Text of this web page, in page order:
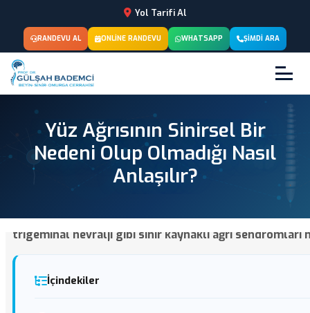
Yol Tarifi Al
RANDEVU AL ONLINE RANDEVU WHATSAPP ŞIMDI ARA
Yüz Ağrısının Sinirsel Bir
Nedeni Olup Olmadığı Nasıl
Anlaşılır?
Yüz ağrısının sinirsel kökenli olup olmadığını
trigeminal nevralji gibi sinir kaynaklı ağrı sendromları
İçindekiler